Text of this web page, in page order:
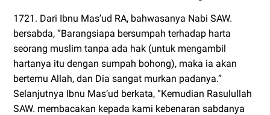
1721. Dari Ibnu Mas’ud RA, bahwasanya Nabi SAW.
bersabda, “Barangsiapa bersumpah terhadap harta
seorang muslim tanpa ada hak (untuk mengambil
hartanya itu dengan sumpah bohong), maka ia akan
bertemu Allah, dan Dia sangat murkan padanya.”
Selanjutnya Ibnu Mas’ud berkata, “Kemudian Rasulullah
SAW. membacakan kepada kami kebenaran sabdanya